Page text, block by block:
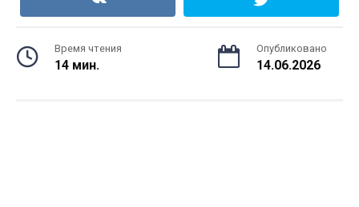
Время чтения
14 мин.
Опубликовано
14.06.2026